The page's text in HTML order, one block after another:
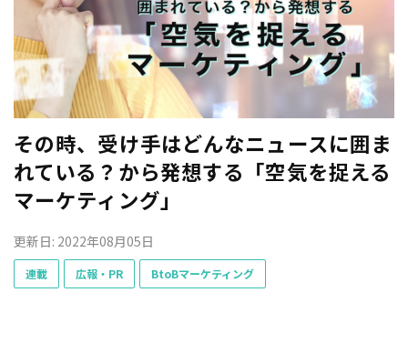
その時、受け手はどんなニュースに囲ま
れている？から発想する「空気を捉える
マーケティング」
更新日: 2022年08月05日
連載 広報・PR BtoBマーケティング